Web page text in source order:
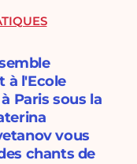
à l'Ecole
Paris sous la
vous
chants de